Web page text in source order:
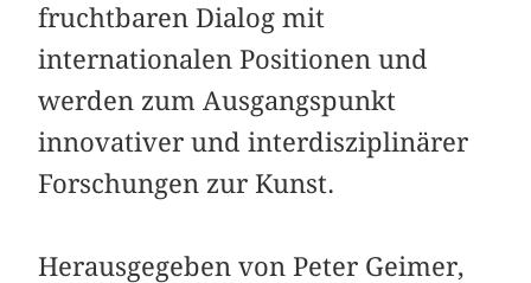
fruchtbaren Dialog mit
internationalen Positionen und
werden zum Ausgangspunkt
innovativer und interdisziplinärer
Forschungen zur Kunst.
Herausgegeben von Peter Geimer,